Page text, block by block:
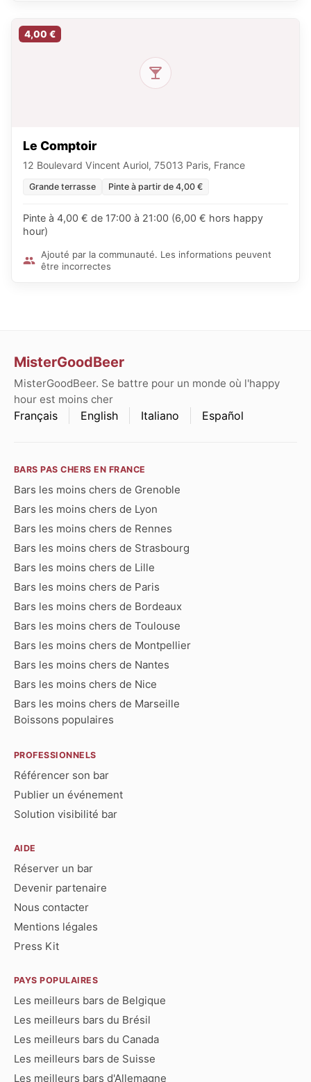
4,00 €
Le Comptoir
12 Boulevard Vincent Auriol, 75013 Paris, France
Grande terrasse Pinte à partir de 4,00 €
Pinte à 4,00 € de 17:00 à 21:00 (6,00 € hors happy
hour)
Ajouté par la communauté. Les informations peuvent
être incorrectes
MisterGoodBeer
MisterGoodBeer. Se battre pour un monde où l'happy
hour est moins cher
Français English Italiano Español
BARS PAS CHERS EN FRANCE
Bars les moins chers de Grenoble
Bars les moins chers de Lyon
Bars les moins chers de Rennes
Bars les moins chers de Strasbourg
Bars les moins chers de Lille
Bars les moins chers de Paris
Bars les moins chers de Bordeaux
Bars les moins chers de Toulouse
Bars les moins chers de Montpellier
Bars les moins chers de Nantes
Bars les moins chers de Nice
Bars les moins chers de Marseille
Boissons populaires
PROFESSIONNELS
Référencer son bar
Publier un événement
Solution visibilité bar
AIDE
Réserver un bar
Devenir partenaire
Nous contacter
Mentions légales
Press Kit
PAYS POPULAIRES
Les meilleurs bars de Belgique
Les meilleurs bars du Brésil
Les meilleurs bars du Canada
Les meilleurs bars de Suisse
Les meilleurs bars d'Allemagne